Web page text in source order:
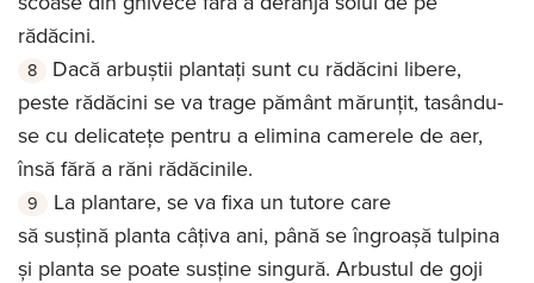
rădăcini.
Dacă arbuștii plantați sunt cu rădăcini libere,
peste rădăcini se va trage pământ mărunțit, tasându-
se cu delicatețe pentru a elimina camerele de aer,
însă fără a răni rădăcinile.
La plantare, se va fixa un tutore care
să susțină planta câțiva ani, până se îngroașă tulpina
și planta se poate susține singură. Arbustul de goji